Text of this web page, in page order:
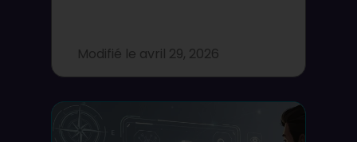
Modifié le avril 29, 2026